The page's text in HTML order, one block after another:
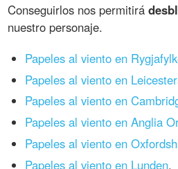
Conseguirlos nos permitirá
nuestro personaje.
Papeles al viento en
Papeles al viento en
Papeles al viento en
Papeles al viento en Anglia
Papeles al viento en
Papeles al viento en Lunden.